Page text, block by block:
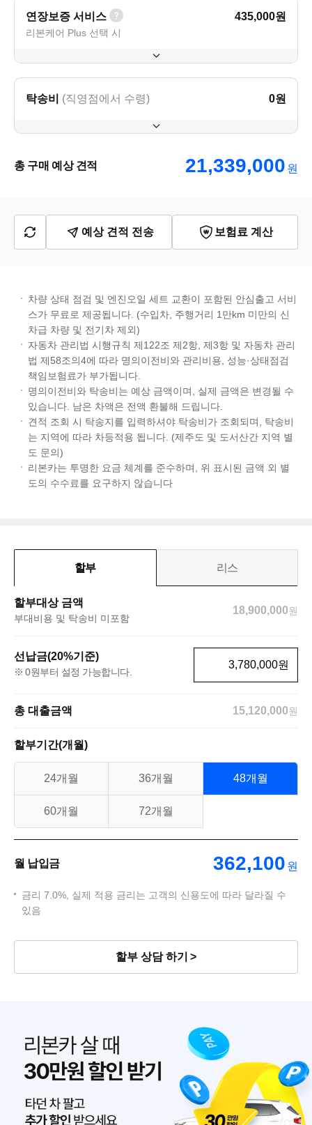
연장보증 서비스 435,000원
리본케어 Plus 선택 시
탁송비 (직영점에서 수령) 0원
총 구매 예상 견적 21,339,000 원
예상 견적 전송 보험료 계산
차량 상태 점검 및 엔진오일 세트 교환이 포함된 안심출고 서비
스가 무료로 제공됩니다. (수입차, 주행거리 1만km 미만의 신
차급 차량 및 전기차 제외)
자동차 관리법 시행규칙 제122조 제2항, 제3항 및 자동차 관리
법 제58조의4에 따라 명의이전비와 관리비용, 성능·상태점검
책임보험료가 부가됩니다.
명의이전비와 탁송비는 예상 금액이며, 실제 금액은 변경될 수
있습니다. 남은 차액은 전액 환불해 드립니다.
견적 조회 시 탁송지를 입력하셔야 탁송비가 조회되며, 탁송비
는 지역에 따라 차등적용 됩니다. (제주도 및 도서산간 지역 별
도 문의)
리본카는 투명한 요금 체계를 준수하며, 위 표시된 금액 외 별
도의 수수료를 요구하지 않습니다
할부 리스
할부대상 금액
부대비용 및 탁송비 미포함
18,900,000원
선납금(20%기준)
0원부터 설정 가능합니다.
원
총 대출금액 15,120,000원
할부기간(개월)
24개월 36개월 48개월
60개월 72개월
월 납입금 362,100 원
금리 7.0%, 실제 적용 금리는 고객의 신용도에 따라 달라질 수
있음
할부 상담 하기